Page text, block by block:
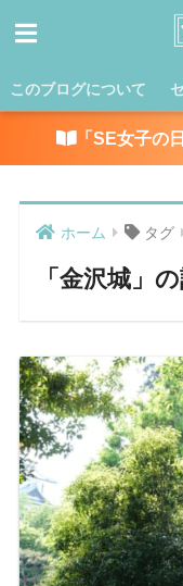
このブログについて
「SE女子の
ホーム タグ
「金沢城」